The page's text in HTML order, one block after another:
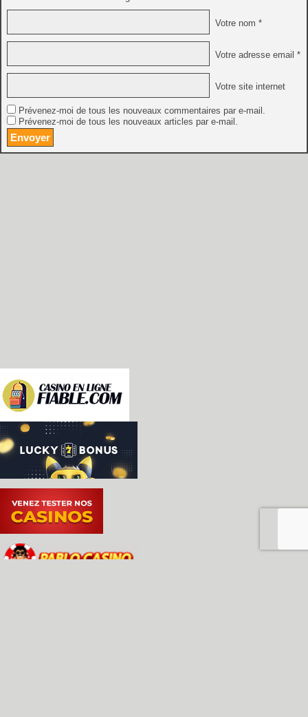
Votre nom *
Votre adresse email *
Votre site internet
Prévenez-moi de tous les nouveaux commentaires par e-mail.
Prévenez-moi de tous les nouveaux articles par e-mail.